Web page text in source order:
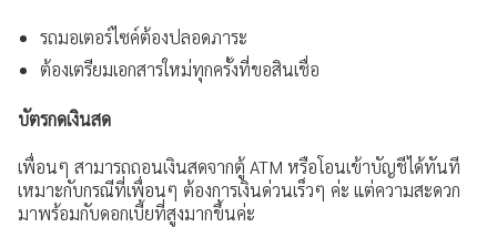
รถมอเตอร์ไซค์ต้องปลอดภาระ
ต้องเตรียมเอกสารใหม่ทุกครั้งที่ขอสินเชื่อ
บัตรกดเงินสด
เพื่อนๆ สามารถถอนเงินสดจากตู้ ATM หรือโอนเข้าบัญชีได้ทันที
เหมาะกับกรณีที่เพื่อนๆ ต้องการเงินด่วนเร็วๆ ค่ะ แต่ความสะดวก
มาพร้อมกับดอกเบี้ยที่สูงมากขึ้นค่ะ